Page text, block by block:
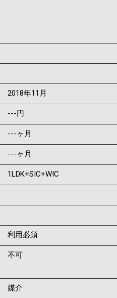
2018年11月
---円
---ヶ月
---ヶ月
1LDK+SIC+WIC
利用必須
不可
媒介